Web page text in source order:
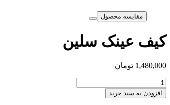
مقایسه محصول
کیف عینک سلین
1,480,000 تومان
افزودن به سبد خرید